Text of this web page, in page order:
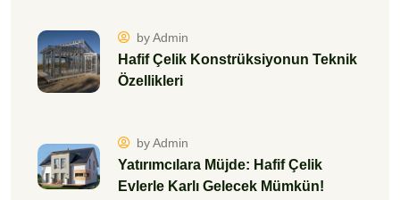
by Admin
Hafif Çelik Konstrüksiyonun Teknik
Özellikleri
by Admin
Yatırımcılara Müjde: Hafif Çelik
Evlerle Karlı Gelecek Mümkün!